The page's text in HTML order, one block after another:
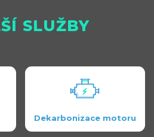
SLUŽBY
Dekarbonizace motoru